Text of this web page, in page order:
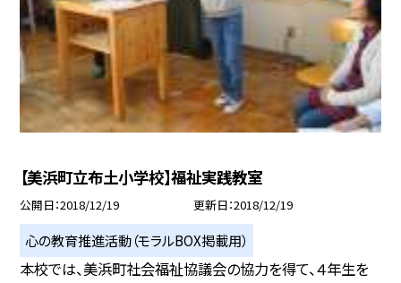
【美浜町立布土小学校】福祉実践教室
公開日 2018/12/19 更新日 2018/12/19
心の教育推進活動（モラルBOX掲載用）
本校では、美浜町社会福祉協議会の協力を得て、４年生を